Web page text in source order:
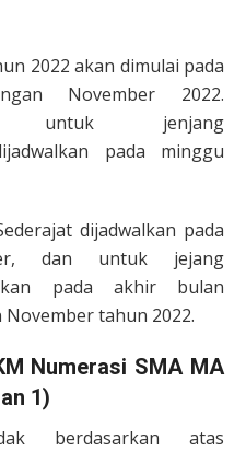
2022 akan dimulai pada
November 2022.
untuk jenjang
pada minggu
dijadwalkan pada
dan untuk jejang
pada akhir bulan
tahun 2022.
Numerasi SMA MA
1)
berdasarkan atas